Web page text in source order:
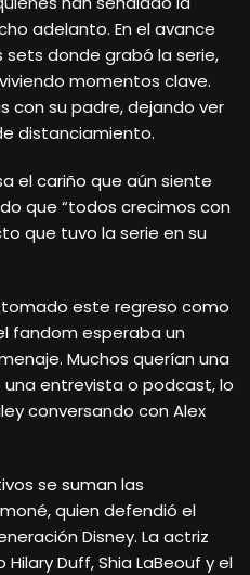
adelanto. En el avance
sets donde grabó la serie,
momentos clave.
con su padre, dejando ver
distanciamiento.
el cariño que aún siente
que “todos crecimos con
que tuvo la serie en su
este regreso como
fandom esperaba un
Muchos querían una
entrevista o podcast, lo
conversando con Alex
se suman las
quien defendió el
Disney. La actriz
Duff, Shia LaBeouf y el